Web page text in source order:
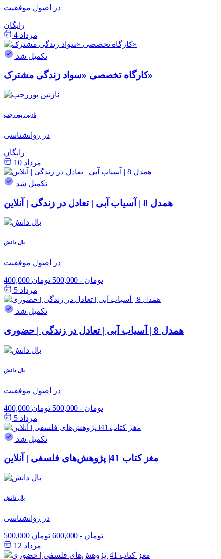
در اصول موفقیت
رایگان
مرداد 4
تکمیل شد
کارگاه تخصصی «سواد زندگی مشترک»
نازنین پوررجب
در روانشناسی
رایگان
مرداد 10
تکمیل شد
همدل 8 | آسیاب آبی | تعادل در زندگی | آنلاین
بال دانش
در اصول موفقیت
400,000 تومان - 500,000 تومان
مرداد 5
تکمیل شد
همدل 8 | آسیاب آبی | تعادل در زندگی | حضوری
بال دانش
در اصول موفقیت
400,000 تومان - 500,000 تومان
مرداد 5
تکمیل شد
مغز کتاب 41| پژوهش‌های فلسفی | آنلاین
بال دانش
در روانشناسی
500,000 تومان - 600,000 تومان
مرداد 12